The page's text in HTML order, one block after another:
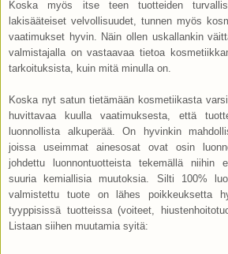
Koska myös itse teen tuotteiden
lakisääteiset velvollisuudet, tunnen myös
vaatimukset hyvin. Näin ollen uskallankin
valmistajalla on vastaavaa tietoa
tarkoituksista, kuin mitä minulla on.
Koska nyt satun tietämään kosmetiikasta
huvittavaa kuulla vaatimuksesta, että
luonnollista alkuperää. On hyvinkin
joissa useimmat ainesosat ovat osin
johdettu luonnontuotteista tekemällä niihin
suuria kemiallisia muutoksia. Silti 100%
valmistettu tuote on lähes poikkeuksetta
tyyppisissä tuotteissa (voiteet,
Listaan siihen muutamia syitä: